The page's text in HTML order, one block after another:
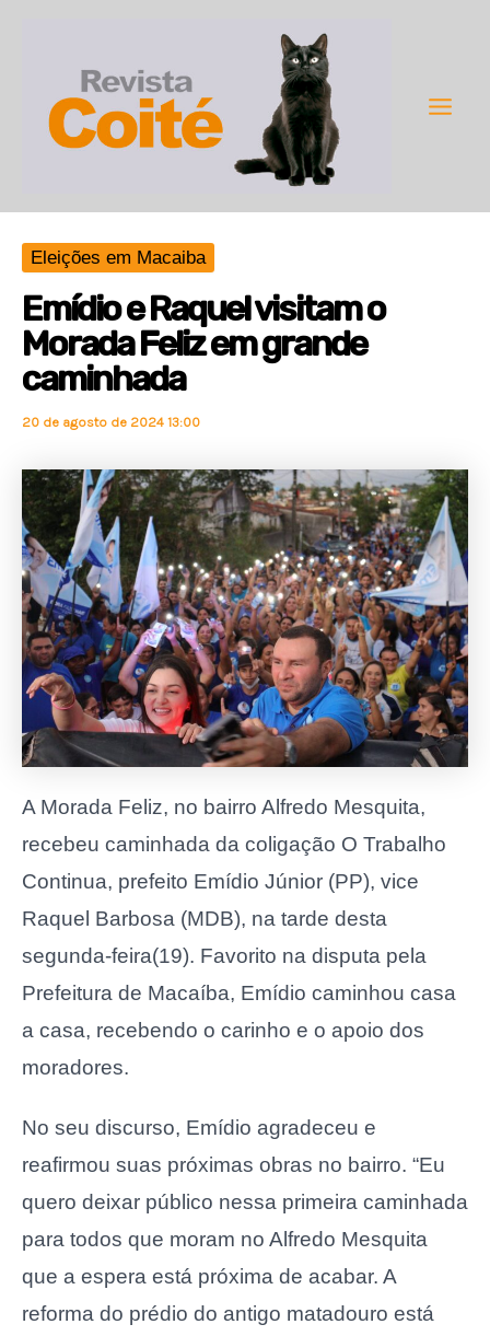
conteúdo
Eleições em Macaiba
Emídio e Raquel visitam o
Morada Feliz em grande
caminhada
20 de agosto de 2024 13:00
A Morada Feliz, no bairro Alfredo Mesquita,
recebeu caminhada da coligação O Trabalho
Continua, prefeito Emídio Júnior (PP), vice
Raquel Barbosa (MDB), na tarde desta
segunda-feira(19). Favorito na disputa pela
Prefeitura de Macaíba, Emídio caminhou casa
a casa, recebendo o carinho e o apoio dos
moradores.
No seu discurso, Emídio agradeceu e
reafirmou suas próximas obras no bairro. “Eu
quero deixar público nessa primeira caminhada
para todos que moram no Alfredo Mesquita
que a espera está próxima de acabar. A
reforma do prédio do antigo matadouro está